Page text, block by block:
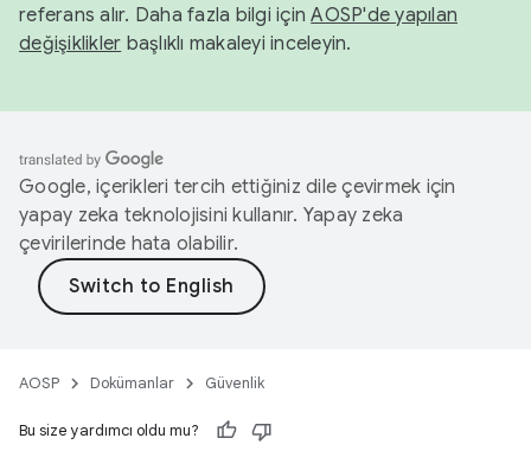
referans alır. Daha fazla bilgi içinAOSP'de yapılan
değişiklikler başlıklı makaleyi inceleyin.
Google, içerikleri tercih ettiğiniz dile çevirmek için
yapay zeka teknolojisini kullanır. Yapay zeka
çevirilerinde hata olabilir.
AOSP Dokümanlar Güvenlik
Bu size yardımcı oldu mu?